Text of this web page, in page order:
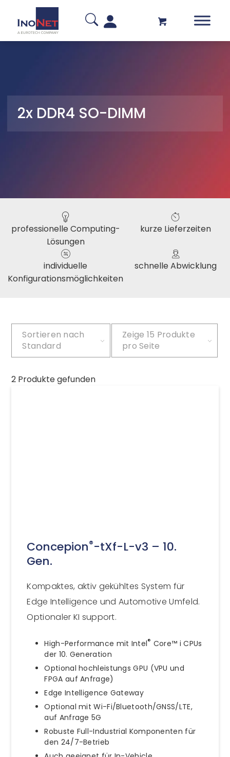
2x DDR4 SO-DIMM
professionelle Computing-
Lösungen
kurze Lieferzeiten
individuelle
Konfigurationsmöglichkeiten
schnelle Abwicklung
Sortieren nach
Standard
Zeige 15 Produkte
pro Seite
2 Produkte gefunden
Concepion®-tXf-L-v3 – 10.
Gen.
Kompaktes, aktiv gekühltes System für
Edge Intelligence und Automotive Umfeld.
Optionaler KI support.
High-Performance mit Intel® Core™ i CPUs
der 10. Generation
Optional hochleistungs GPU (VPU und
FPGA auf Anfrage)
Edge Intelligence Gateway
Optional mit Wi-Fi/Bluetooth/GNSS/LTE,
auf Anfrage 5G
Robuste Full-Industrial Komponenten für
den 24/7-Betrieb